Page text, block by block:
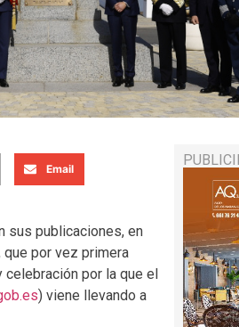
Email
sus publicaciones, en
que por vez primera
celebración por la que el
) viene llevando a